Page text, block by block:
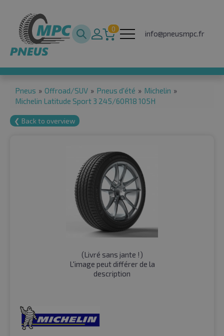
0
info@pneusmpc.fr
Pneus » Offroad/SUV » Pneus d'été » Michelin »
Michelin Latitude Sport 3 245/60R18 105H
❮ Back to overview
(Livré sans jante !)
L'image peut différer de la
description